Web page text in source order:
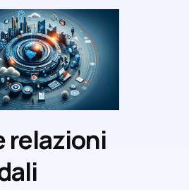
relazioni